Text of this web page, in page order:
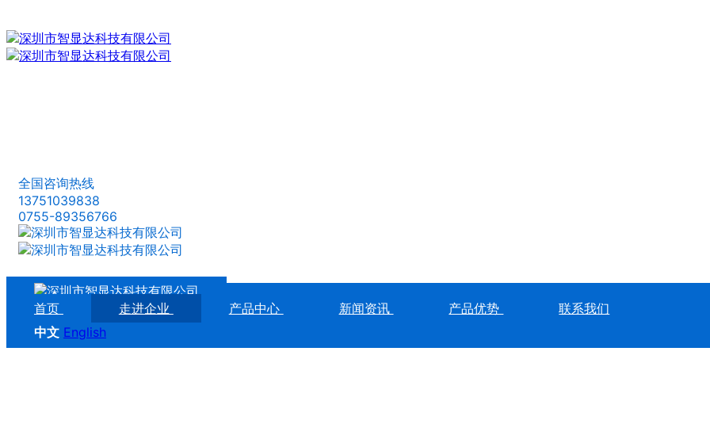
全国咨询热线
13751039838
0755-89356766
首页 走进企业 产品中心 新闻资讯 产品优势
联系我们
中文 English